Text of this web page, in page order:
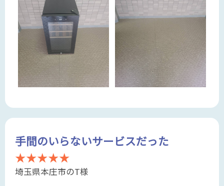
手間のいらないサービスだった
★★★★★
埼玉県本庄市のT様